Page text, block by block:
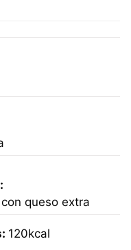
queso extra
120kcal